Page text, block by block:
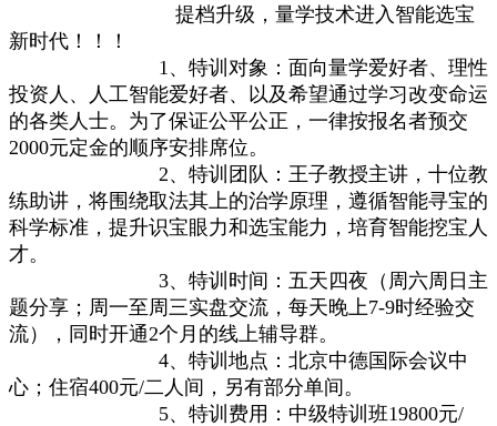
提档升级 ，量学技术进入智能选宝
新时代！！！
1、特训对象：面向量学爱好者、理性
投资人、人工智能爱好者、以及希望通过学习改变命运
的各类人士。为了保证公平公正，一律按报名者预交
2000元定金的顺序安排席位。
2、特训团队：王子教授主讲，十位教
练助讲，将围绕取法其上的治学原理，遵循智能寻宝的
科学标准，提升识宝眼力和选宝能力，培育智能挖宝人
才。
3、特训时间：五天四夜（周六周日主
题分享；周一至周三实盘交流，每天晚上7-9时经验交
流），同时开通2个月的线上辅导群。
4、特训地点：北京中德国际会议中
心；住宿400元/二人间，另有部分单间。
5、特训费用：中级特训班19800元/